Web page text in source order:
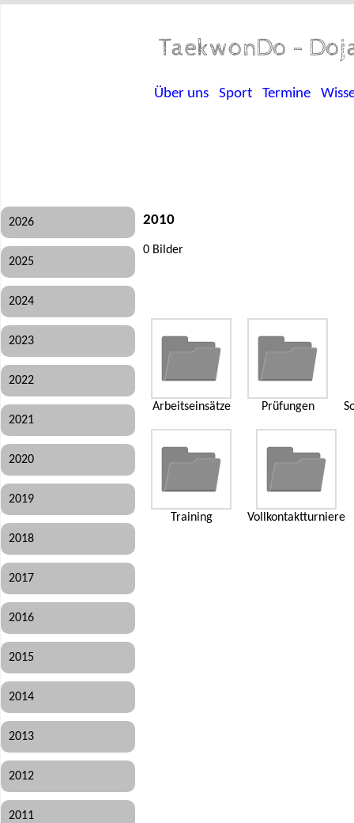
TaekwonDo -
Über uns Sport Termine
2026
2025
2024
2023
2022
2021
2020
2019
2018
2017
2016
2015
2014
2013
2012
2011
2010
0 Bilder
Arbeitseinsätze Prüfungen
Training Vollkontaktturniere